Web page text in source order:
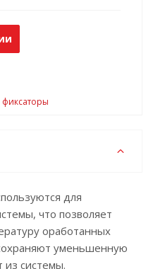
для
что позволяет
оработанных
уменьшенную
из системы.